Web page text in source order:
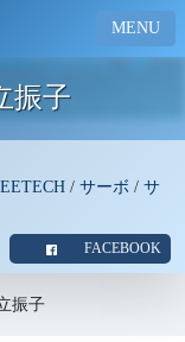
MENU
振子
/ サーボ / サ
FACEBOOK
振子